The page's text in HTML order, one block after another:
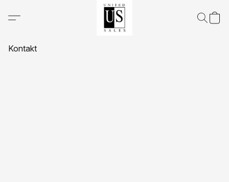
Kontakt